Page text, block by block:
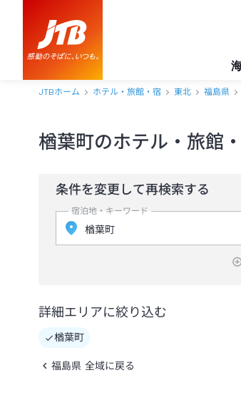
JTBホーム ホテル・旅館・宿 東北 福島県
楢葉町のホテル・旅館
条件を変更して再検索する
宿泊地・キーワード
詳細エリアに絞り込む
楢葉町
福島県 全域に戻る